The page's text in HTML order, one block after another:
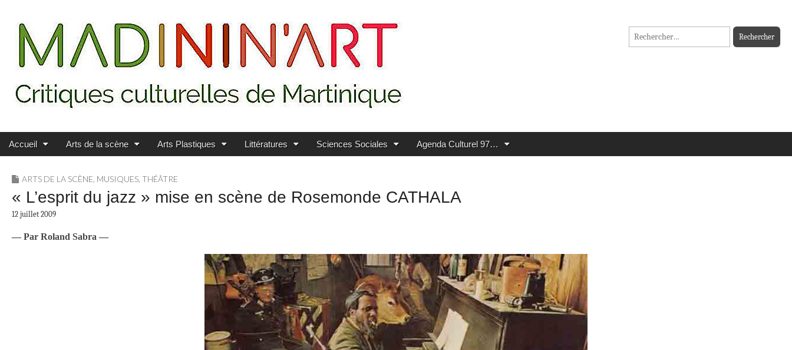
MADININ'ART
Rechercher :
Main menu
Skip to content
Accueil Arts de la scène Arts Plastiques Littératures Sciences Sociales Agenda Culturel 97…
ARTS DE LA SCÈNE MUSIQUES THÉÂTRE
« L’esprit du jazz » mise en scène de Rosemonde CATHALA
12 juillet 2009
— Par Roland Sabra —